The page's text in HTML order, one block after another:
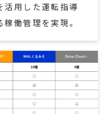
活用した運転指導
働管理を実現。